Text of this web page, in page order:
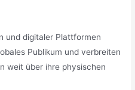
und digitaler Plattformen
Publikum und verbreiten
weit über ihre physischen